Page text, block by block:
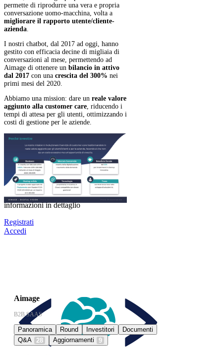
permette di riprodurre una vera e propria
conversazione uomo-macchina, volta a
migliorare il rapporto utente/cliente-
azienda.
I nostri chatbot, dal 2017 ad oggi, hanno
gestito con efficacia decine di migliaia di
conversazioni al mese, permettendo ad
Aimage di ottenere un bilancio in attivo
dal 2017 con una crescita del 300% nei
primi mesi del 2020.
Abbiamo una mission: dare un reale valore
aggiunto alla customer care, riducendo i
tempi di attesa per gli utenti, ottimizzando i
costi di gestione per le aziende.
Mostra di meno
Vuoi scoprire di più su questo
progetto?
Registrati o accedi, se hai già un
account, per visualizzare tutte le
informazioni in dettaglio
Registrati
Accedi
Aimage
B2B SAAS
Panoramica Round Investitori
Documenti
Q&A
28 Aggiornamenti 9